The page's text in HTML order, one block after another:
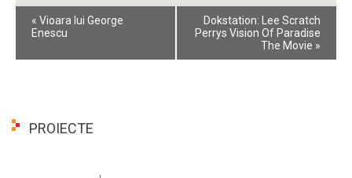
Event
Navigation
« Vioara lui George
Enescu
Dokstation: Lee Scratch
Perrys Vision Of Paradise
The Movie »
PROIECTE